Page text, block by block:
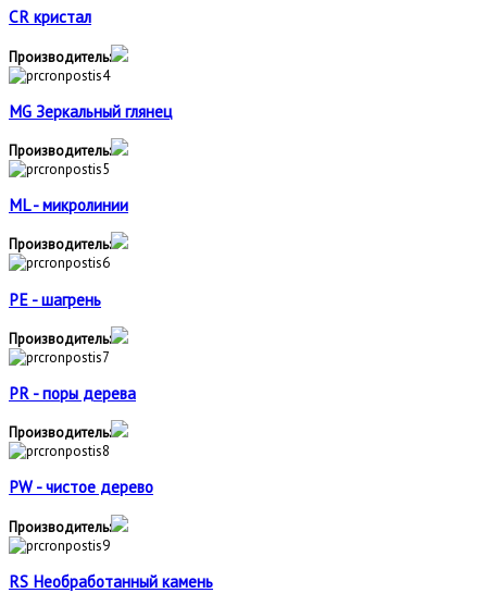
CR кристал
Производитель:
MG Зеркальный глянец
Производитель:
ML - микролинии
Производитель:
PE - шагрень
Производитель:
PR - поры дерева
Производитель:
PW - чистое дерево
Производитель:
RS Необработанный камень